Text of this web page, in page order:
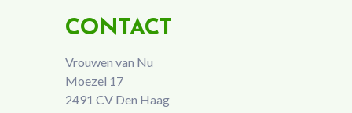
CONTACT
Vrouwen van Nu
Moezel 17
2491 CV Den Haag